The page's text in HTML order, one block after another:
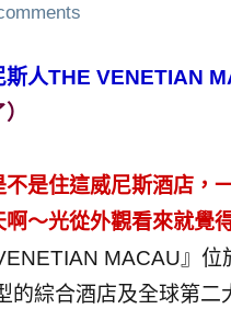
人THE VENETIAN
是住這威尼斯酒店，
～光從外觀看來就覺
MACAU』位
綜合酒店及全球第二